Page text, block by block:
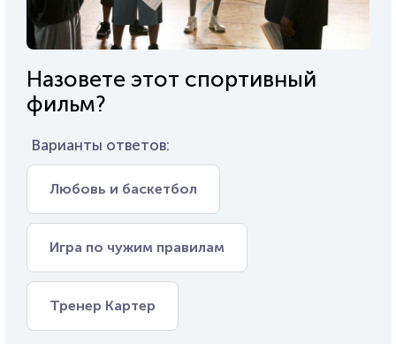
Назовете этот спортивный
фильм?
Варианты ответов:
Любовь и баскетбол
Игра по чужим правилам
Тренер Картер